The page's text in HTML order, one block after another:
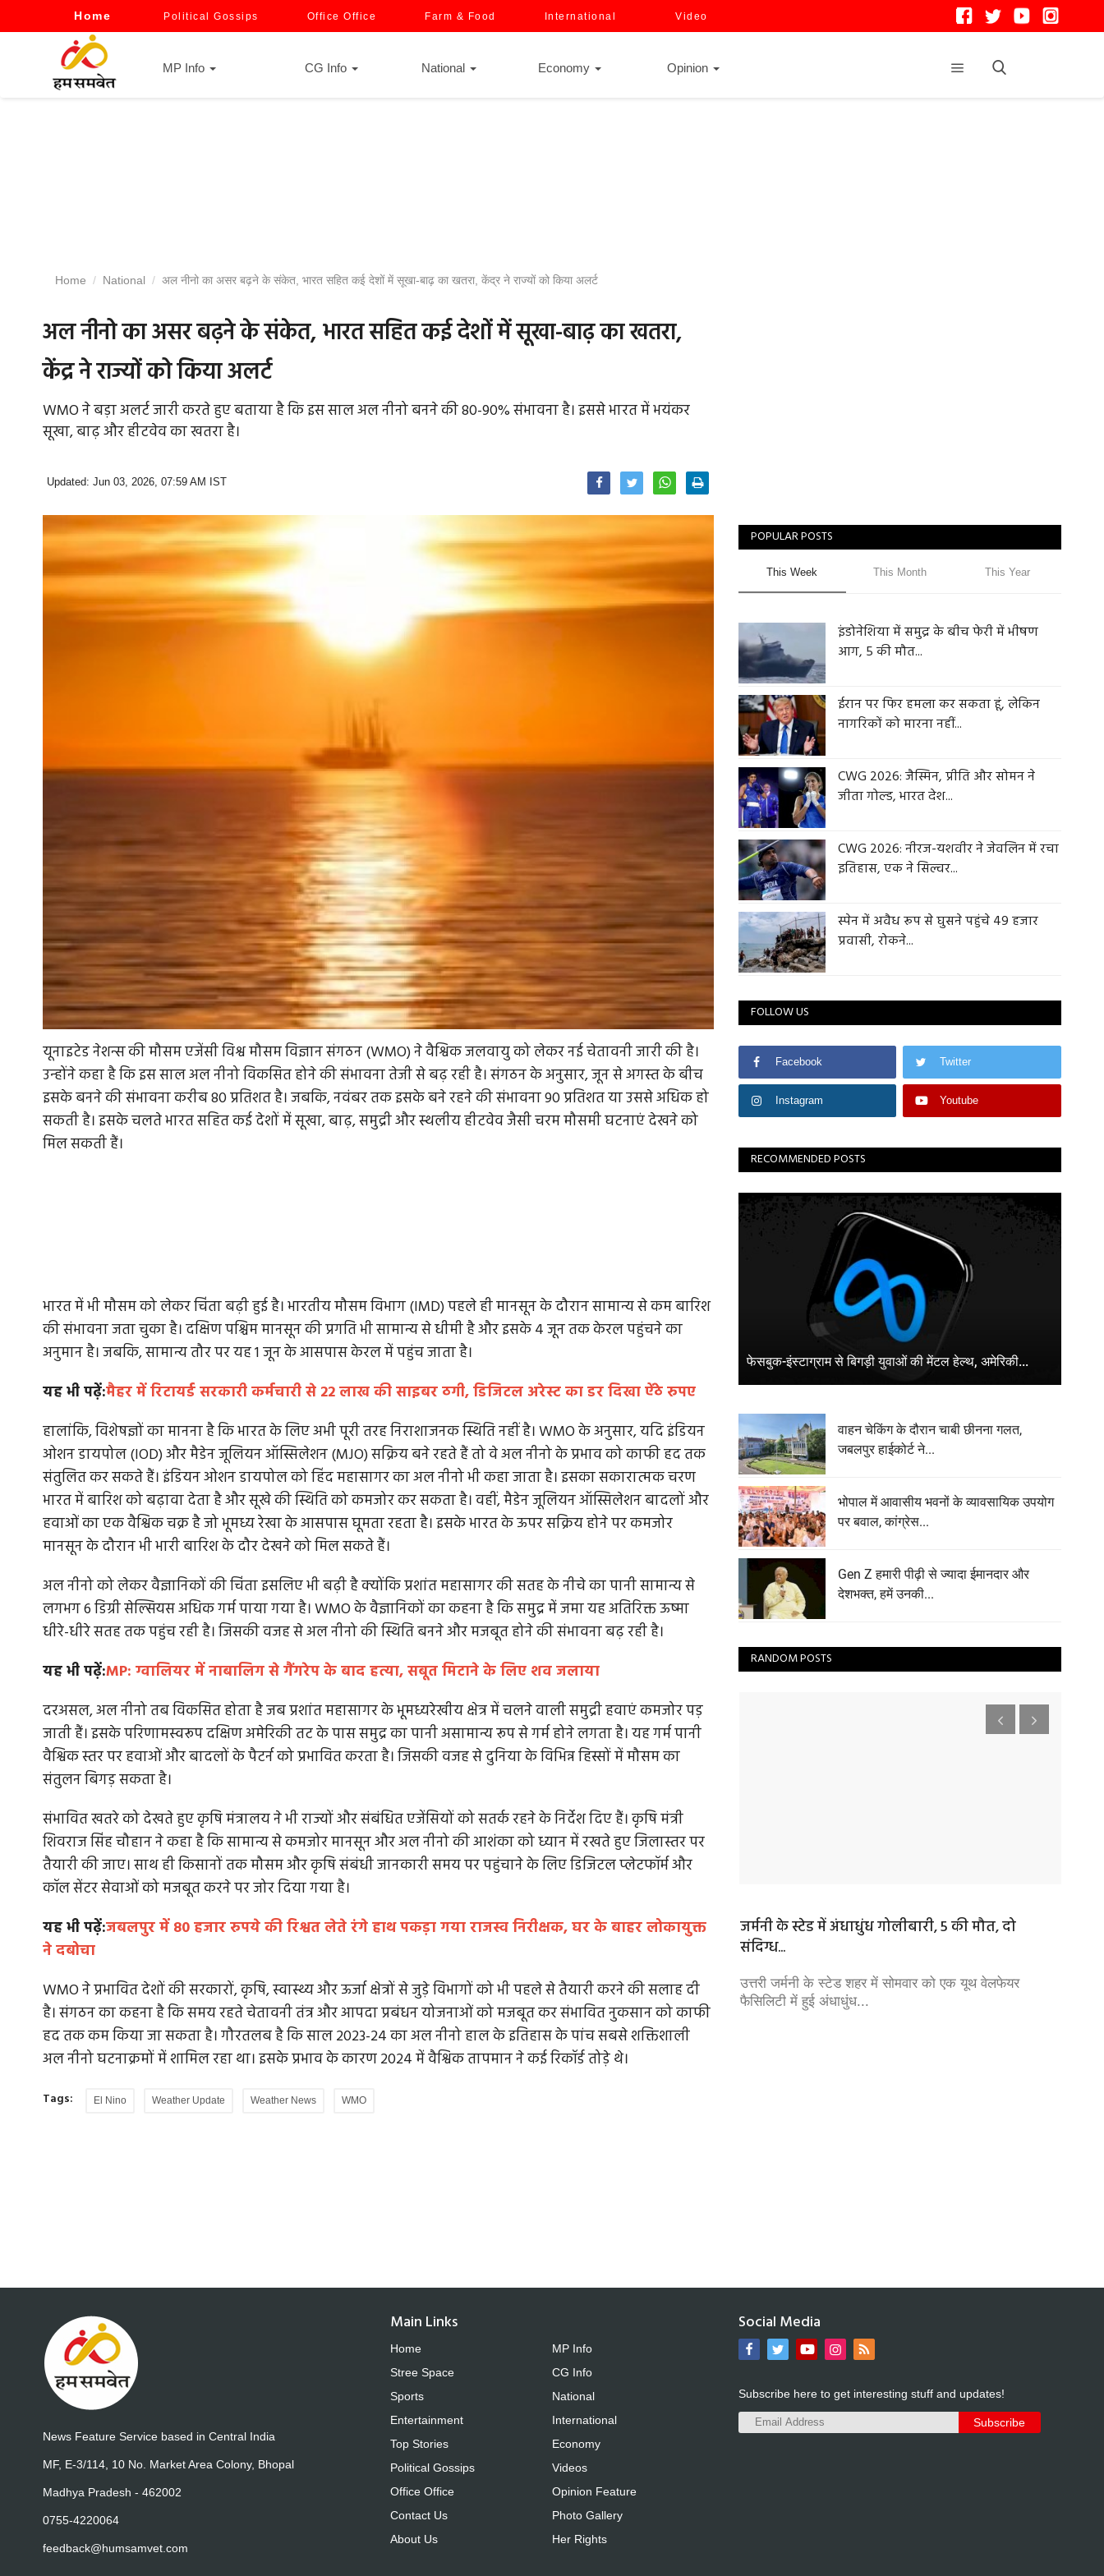
Home Political Gossips Office Office Farm & Food International Video
MP Info CG Info National Economy Opinion
Home National अल नीनो का असर बढ़ने के संकेत, भारत सहित कई देशों में सूखा-बाढ़ का खतरा, केंद्र ने राज्यों को किया अलर्ट
अल नीनो का असर बढ़ने के संकेत, भारत सहित कई देशों में सूखा-बाढ़ का खतरा,
केंद्र ने राज्यों को किया अलर्ट
WMO ने बड़ा अलर्ट जारी करते हुए बताया है कि इस साल अल नीनो बनने की 80-90% संभावना है। इससे भारत में भयंकर
सूखा, बाढ़ और हीटवेव का खतरा है।
Updated: Jun 03, 2026, 07:59 AM IST
यूनाइटेड नेशन्स की मौसम एजेंसी विश्व मौसम विज्ञान संगठन (WMO) ने वैश्विक जलवायु को लेकर नई चेतावनी जारी की है।
उन्होंने कहा है कि इस साल अल नीनो विकसित होने की संभावना तेजी से बढ़ रही है। संगठन के अनुसार, जून से अगस्त के बीच
इसके बनने की संभावना करीब 80 प्रतिशत है। जबकि, नवंबर तक इसके बने रहने की संभावना 90 प्रतिशत या उससे अधिक हो
सकती है। इसके चलते भारत सहित कई देशों में सूखा, बाढ़, समुद्री और स्थलीय हीटवेव जैसी चरम मौसमी घटनाएं देखने को
मिल सकती हैं।
भारत में भी मौसम को लेकर चिंता बढ़ी हुई है। भारतीय मौसम विभाग (IMD) पहले ही मानसून के दौरान सामान्य से कम बारिश
की संभावना जता चुका है। दक्षिण पश्चिम मानसून की प्रगति भी सामान्य से धीमी है और इसके 4 जून तक केरल पहुंचने का
अनुमान है। जबकि, सामान्य तौर पर यह 1 जून के आसपास केरल में पहुंच जाता है।
यह भी पढ़ें:मैहर में रिटायर्ड सरकारी कर्मचारी से 22 लाख की साइबर ठगी, डिजिटल अरेस्ट का डर दिखा ऐंठे रुपए
हालांकि, विशेषज्ञों का मानना है कि भारत के लिए अभी पूरी तरह निराशाजनक स्थिति नहीं है। WMO के अनुसार, यदि इंडियन
ओशन डायपोल (IOD) और मैडेन जूलियन ऑस्सिलेशन (MJO) सक्रिय बने रहते हैं तो वे अल नीनो के प्रभाव को काफी हद तक
संतुलित कर सकते हैं। इंडियन ओशन डायपोल को हिंद महासागर का अल नीनो भी कहा जाता है। इसका सकारात्मक चरण
भारत में बारिश को बढ़ावा देता है और सूखे की स्थिति को कमजोर कर सकता है। वहीं, मैडेन जूलियन ऑस्सिलेशन बादलों और
हवाओं का एक वैश्विक चक्र है जो भूमध्य रेखा के आसपास घूमता रहता है। इसके भारत के ऊपर सक्रिय होने पर कमजोर
मानसून के दौरान भी भारी बारिश के दौर देखने को मिल सकते हैं।
अल नीनो को लेकर वैज्ञानिकों की चिंता इसलिए भी बढ़ी है क्योंकि प्रशांत महासागर की सतह के नीचे का पानी सामान्य से
लगभग 6 डिग्री सेल्सियस अधिक गर्म पाया गया है। WMO के वैज्ञानिकों का कहना है कि समुद्र में जमा यह अतिरिक्त ऊष्मा
धीरे-धीरे सतह तक पहुंच रही है। जिसकी वजह से अल नीनो की स्थिति बनने और मजबूत होने की संभावना बढ़ रही है।
यह भी पढ़ें:MP: ग्वालियर में नाबालिग से गैंगरेप के बाद हत्या, सबूत मिटाने के लिए शव जलाया
दरअसल, अल नीनो तब विकसित होता है जब प्रशांत महासागर के भूमध्यरेखीय क्षेत्र में चलने वाली समुद्री हवाएं कमजोर पड़
जाती हैं। इसके परिणामस्वरूप दक्षिण अमेरिकी तट के पास समुद्र का पानी असामान्य रूप से गर्म होने लगता है। यह गर्म पानी
वैश्विक स्तर पर हवाओं और बादलों के पैटर्न को प्रभावित करता है। जिसकी वजह से दुनिया के विभिन्न हिस्सों में मौसम का
संतुलन बिगड़ सकता है।
संभावित खतरे को देखते हुए कृषि मंत्रालय ने भी राज्यों और संबंधित एजेंसियों को सतर्क रहने के निर्देश दिए हैं। कृषि मंत्री
शिवराज सिंह चौहान ने कहा है कि सामान्य से कमजोर मानसून और अल नीनो की आशंका को ध्यान में रखते हुए जिलास्तर पर
तैयारी की जाए। साथ ही किसानों तक मौसम और कृषि संबंधी जानकारी समय पर पहुंचाने के लिए डिजिटल प्लेटफॉर्म और
कॉल सेंटर सेवाओं को मजबूत करने पर जोर दिया गया है।
यह भी पढ़ें:जबलपुर में 80 हजार रुपये की रिश्वत लेते रंगे हाथ पकड़ा गया राजस्व निरीक्षक, घर के बाहर लोकायुक्त
ने दबोचा
WMO ने प्रभावित देशों की सरकारों, कृषि, स्वास्थ्य और ऊर्जा क्षेत्रों से जुड़े विभागों को भी पहले से तैयारी करने की सलाह दी
है। संगठन का कहना है कि समय रहते चेतावनी तंत्र और आपदा प्रबंधन योजनाओं को मजबूत कर संभावित नुकसान को काफी
हद तक कम किया जा सकता है। गौरतलब है कि साल 2023-24 का अल नीनो हाल के इतिहास के पांच सबसे शक्तिशाली
अल नीनो घटनाक्रमों में शामिल रहा था। इसके प्रभाव के कारण 2024 में वैश्विक तापमान ने कई रिकॉर्ड तोड़े थे।
Tags: El Nino Weather Update Weather News WMO
POPULAR POSTS
This Week This Month This Year
इंडोनेशिया में समुद्र के बीच फेरी में भीषण
आग, 5 की मौत...
ईरान पर फिर हमला कर सकता हूं, लेकिन
नागरिकों को मारना नहीं...
CWG 2026: जैस्मिन, प्रीति और सोमन ने
जीता गोल्ड, भारत देश...
CWG 2026: नीरज-यशवीर ने जेवलिन में रचा
इतिहास, एक ने सिल्वर...
स्पेन में अवैध रूप से घुसने पहुंचे 49 हजार
प्रवासी, रोकने...
FOLLOW US
Facebook Twitter
Instagram Youtube
RECOMMENDED POSTS
फेसबुक-इंस्टाग्राम से बिगड़ी युवाओं की मेंटल हेल्थ, अमेरिकी...
वाहन चेकिंग के दौरान चाबी छीनना गलत,
जबलपुर हाईकोर्ट ने...
भोपाल में आवासीय भवनों के व्यावसायिक उपयोग
पर बवाल, कांग्रेस...
Gen Z हमारी पीढ़ी से ज्यादा ईमानदार और
देशभक्त, हमें उनकी...
RANDOM POSTS
यात्रा शुरू,
के लिए
महत्वपूर्ण यह नहीं है कि झंडे का रंग कैसा है, बल्कि
महत्वपूर्ण...
दिग्विजय सिंह के नर्मदा यात्रा के चार वर्ष पूरा होने पर इस धार्मिक
यात्रा के सहयात्री...
ये वो गांधी तो नहीं है, पर कुछ तो है जो जोड़ने के लिए
दांडी यात्रा के बाद 17 वर्ष लगे भारत को आजाद होने में। दांडी
यात्रा करीब 390 किलोमीटर...
जर्मनी के स्टेड में अंधाधुंध गोलीबारी, 5 की मौत, दो
संदिग्ध...
उत्तरी जर्मनी के स्टेड शहर में सोमवार को एक यूथ वेलफेयर
फैसिलिटी में हुई अंधाधुंध...
News Feature Service based in Central India
MF, E-3/114, 10 No. Market Area Colony, Bhopal
Madhya Pradesh - 462002
0755-4220064
feedback@humsamvet.com
Main Links
Home
Stree Space
Sports
Entertainment
Top Stories
Political Gossips
Office Office
Contact Us
About Us
MP Info
CG Info
National
International
Economy
Videos
Opinion Feature
Photo Gallery
Her Rights
Social Media
Subscribe here to get interesting stuff and updates!